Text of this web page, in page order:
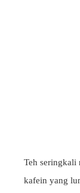
Teh seringkali
kafein yang